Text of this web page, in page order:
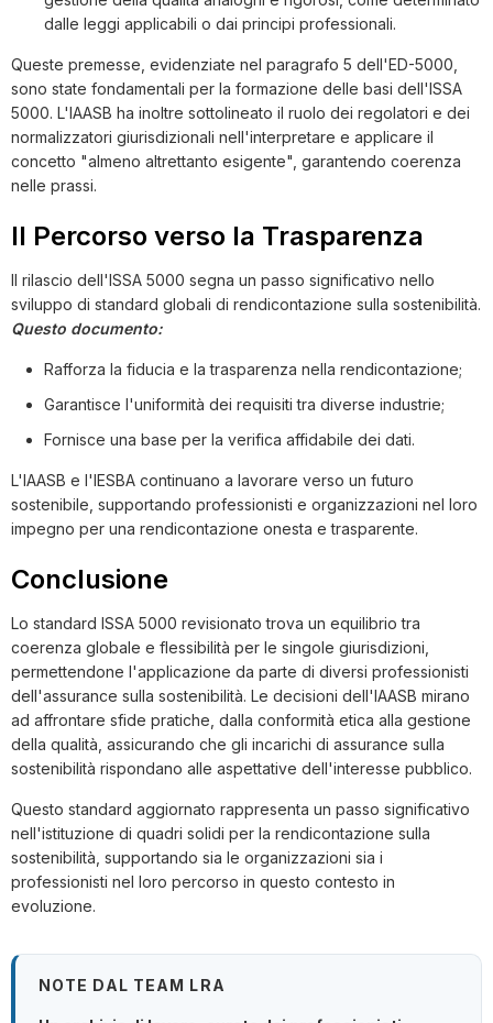
dalle leggi applicabili o dai principi professionali.
Queste premesse, evidenziate nel paragrafo 5 dell'ED-5000,
sono state fondamentali per la formazione delle basi dell'ISSA
5000. L'IAASB ha inoltre sottolineato il ruolo dei regolatori e dei
normalizzatori giurisdizionali nell'interpretare e applicare il
concetto "almeno altrettanto esigente", garantendo coerenza
nelle prassi.
Il Percorso verso la Trasparenza
Il rilascio dell'ISSA 5000 segna un passo significativo nello
sviluppo di standard globali di rendicontazione sulla sostenibilità.
Questo documento:
Rafforza la fiducia e la trasparenza nella rendicontazione;
Garantisce l'uniformità dei requisiti tra diverse industrie;
Fornisce una base per la verifica affidabile dei dati.
L'IAASB e l'IESBA continuano a lavorare verso un futuro
sostenibile, supportando professionisti e organizzazioni nel loro
impegno per una rendicontazione onesta e trasparente.
Conclusione
Lo standard ISSA 5000 revisionato trova un equilibrio tra
coerenza globale e flessibilità per le singole giurisdizioni,
permettendone l'applicazione da parte di diversi professionisti
dell'assurance sulla sostenibilità. Le decisioni dell'IAASB mirano
ad affrontare sfide pratiche, dalla conformità etica alla gestione
della qualità, assicurando che gli incarichi di assurance sulla
sostenibilità rispondano alle aspettative dell'interesse pubblico.
Questo standard aggiornato rappresenta un passo significativo
nell'istituzione di quadri solidi per la rendicontazione sulla
sostenibilità, supportando sia le organizzazioni sia i
professionisti nel loro percorso in questo contesto in
evoluzione.
NOTE DAL TEAM LRA